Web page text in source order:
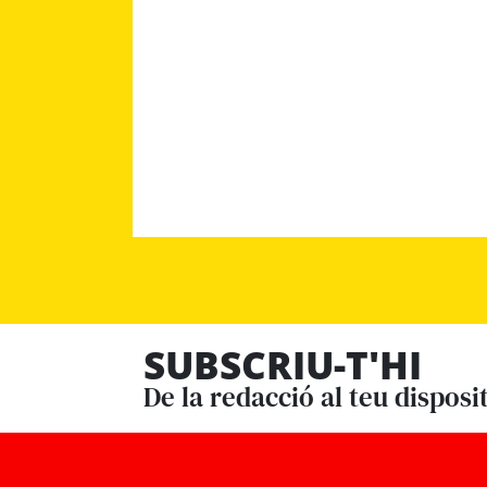
SUBSCRIU-T'HI
De la redacció al teu